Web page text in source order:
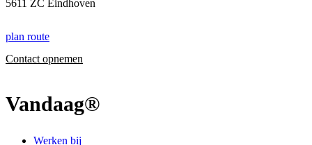
5611 ZC Eindhoven
plan route
Contact opnemen
Vandaag®
Werken bij